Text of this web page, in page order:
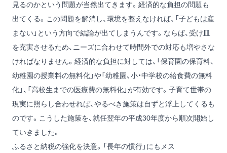
見るのかという問題が当然出てきます。経済的な負担の問題も
出てくる。この問題を解消し、環境を整えなければ、「子どもは産
まない」という方向で結論が出てしまうんです。ならば、受け皿
を充実させるため、ニーズに合わせて時間外での対応も増やさな
ければなりません。経済的な負担に対しては、「保育園の保育料、
幼稚園の授業料の無料化」や「幼稚園、小・中学校の給食費の無料
化」、「高校生までの医療費の無料化」が有効です。子育て世帯の
現実に照らし合わせれば、やるべき施策は自ずと浮上してくるも
のです。こうした施策を、就任翌年の平成30年度から順次開始し
ていきました。
ふるさと納税の強化を決意。「長年の慣行」にもメス